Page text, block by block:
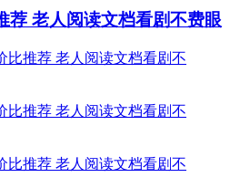
荐 老人阅读文档看剧不费眼